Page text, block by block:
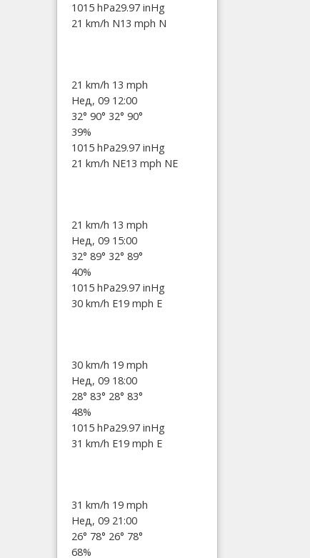
1015 hPa29.97 inHg
21 km/h N13 mph N
21 km/h 13 mph
Нед, 09 12:00
32° 90° 32° 90°
39%
1015 hPa29.97 inHg
21 km/h NE13 mph NE
21 km/h 13 mph
Нед, 09 15:00
32° 89° 32° 89°
40%
1015 hPa29.97 inHg
30 km/h E19 mph E
30 km/h 19 mph
Нед, 09 18:00
28° 83° 28° 83°
48%
1015 hPa29.97 inHg
31 km/h E19 mph E
31 km/h 19 mph
Нед, 09 21:00
26° 78° 26° 78°
68%